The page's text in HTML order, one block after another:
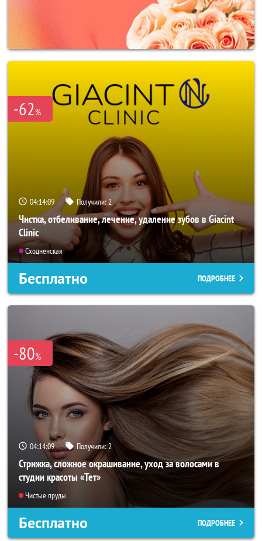
-62%
04:14:07 Получили: 2
Чистка, отбеливание, лечение, удаление зубов в Giacint
Clinic
Сходненская
Бесплатно ПОДРОБНЕЕ
-80%
04:14:07 Получили:2
Стрижка, сложное окрашивание, уход за волосами в
студии красоты «Тет»
Чистые пруды
Бесплатно ПОДРОБНЕЕ